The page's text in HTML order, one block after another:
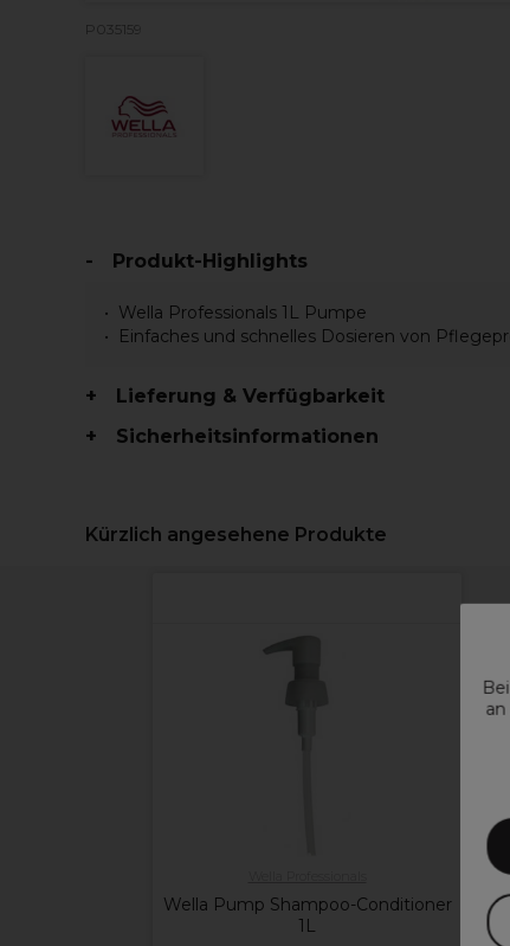
P035159
Produkt-Highlights
Wella Professionals 1L Pumpe
Einfaches und schnelles Dosieren von
Lieferung & Verfügbarkeit
Sicherheitsinformationen
Kürzlich angesehene Produkte
Wella Pump Shampoo-Conditioner
1L